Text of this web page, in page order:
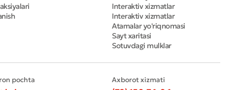
Interaktiv xizmatlar
Interaktiv xizmatlar
Atamalar yo'riqnomasi
Sayt xaritasi
Sotuvdagi mulklar
pochta Axborot xizmati